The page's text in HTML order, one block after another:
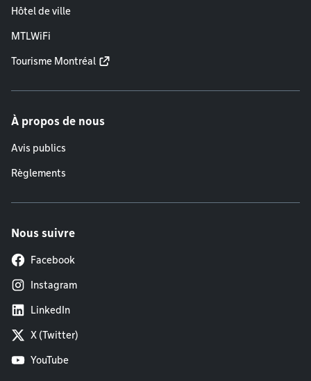
Hôtel de ville
MTLWiFi
Tourisme Montréal
À propos de nous
Avis publics
Règlements
Nous suivre
Facebook
Instagram
LinkedIn
X (Twitter)
YouTube